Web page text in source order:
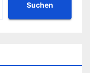
Suchen